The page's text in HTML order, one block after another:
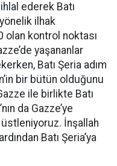
ederek Batı
ilhak
olan kontrol noktası
yaşananlar
Batı Şeria adım
bir bütün olduğunu
ile birlikte Batı
da Gazze’ye
İnşallah
Batı Şeria’ya